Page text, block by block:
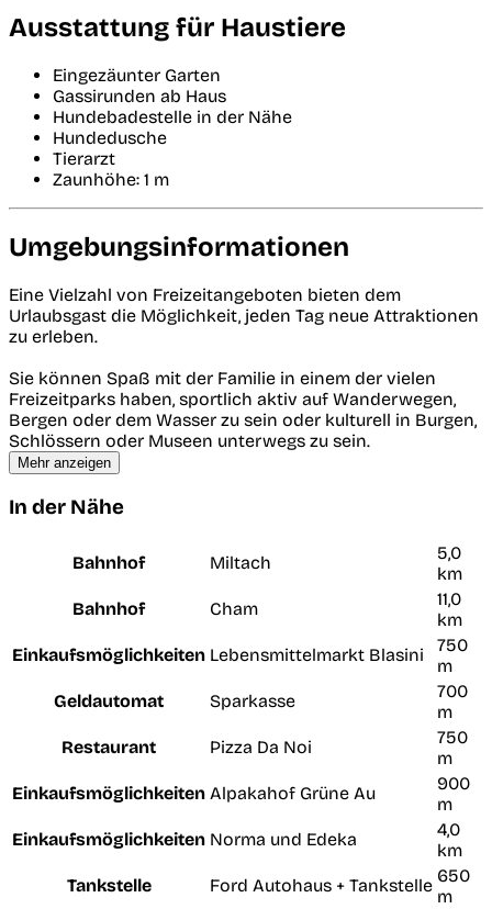
Ausstattung für Haustiere
Eingezäunter Garten
Gassirunden ab Haus
Hundebadestelle in der Nähe
Hundedusche
Tierarzt
Zaunhöhe: 1 m
Umgebungsinformationen
Eine Vielzahl von Freizeitangeboten bieten dem
Urlaubsgast die Möglichkeit, jeden Tag neue Attraktionen
zu erleben.
Sie können Spaß mit der Familie in einem der vielen
Freizeitparks haben, sportlich aktiv auf Wanderwegen,
Bergen oder dem Wasser zu sein oder kulturell in Burgen,
Schlössern oder Museen unterwegs zu sein.
Mehr anzeigen
In der Nähe
Bahnhof Miltach
5,0
km
Bahnhof
Cham
11,0
km
Einkaufsmöglichkeiten Lebensmittelmarkt Blasini
750
m
Geldautomat
Sparkasse
700
m
Restaurant
Pizza Da Noi
750
m
Einkaufsmöglichkeiten Alpakahof Grüne Au
900
m
Einkaufsmöglichkeiten Norma und Edeka
4,0
km
Tankstelle
Ford Autohaus + Tankstelle 650
m